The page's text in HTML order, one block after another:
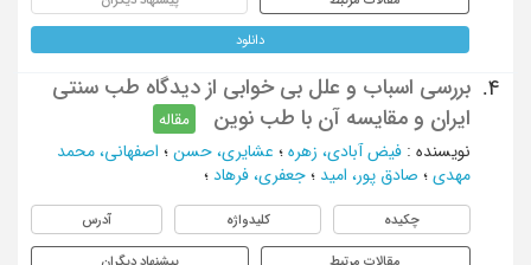
دانلود
4.
بررسی اسباب و علل بی خوابی از دیدگاه طب سنتی
ایران و مقایسه آن با طب نوین
مقاله
نویسنده : فیض آبادی، زهره ؛ عشایری، حسن ؛ اصفهانی، محمد
مهدی ؛ صادق پور، امید ؛ جعفری، فرهاد ؛
چکیده کلیدواژه آدرس
مقالات مرتبط پیشنهاد دیگران